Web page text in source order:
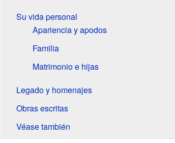
Su vida personal
Apariencia y apodos
Familia
Matrimonio e hijas
Legado y homenajes
Obras escritas
Véase también